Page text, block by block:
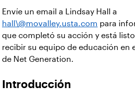
Envíe un email a Lindsay Hall a
hall\@movalley.usta.com para
que completó su acción y está
recibir su equipo de educación en
de Net Generation.
Introducción